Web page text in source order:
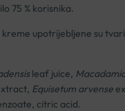
75 % korisnika.
upotrijebljene su
leaf juice,
Equisetum arvense
citric acid.